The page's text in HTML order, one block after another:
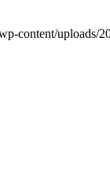
content/uploads/